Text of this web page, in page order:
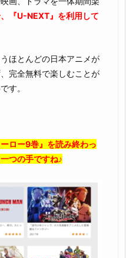
『U-NEXT』を利用して
ほとんどの日本アニメが
完全無料で楽しむことが
す。
ロー9巻』を読み終わっ
つの手ですね♪